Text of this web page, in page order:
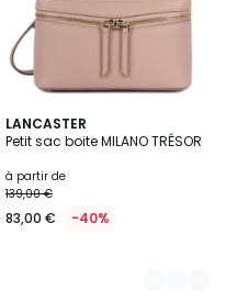
LANCASTER
Petit sac boite MILANO TRÉSOR
à partir de
139,00 €
83,00 € -40%
11
Couleurs